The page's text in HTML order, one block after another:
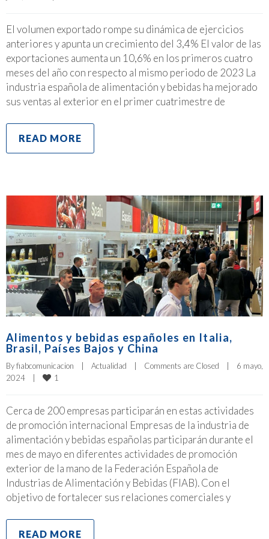
El volumen exportado rompe su dinámica de ejercicios
anteriores y apunta un crecimiento del 3,4% El valor de las
exportaciones aumenta un 10,6% en los primeros cuatro
meses del año con respecto al mismo periodo de 2023 La
industria española de alimentación y bebidas ha mejorado
sus ventas al exterior en el primer cuatrimestre de
READ MORE
Alimentos y bebidas españoles en Italia,
Brasil, Países Bajos y China
By fiabcomunicacion Actualidad Comments are Closed
6 mayo,
2024
1
Cerca de 200 empresas participarán en estas actividades
de promoción internacional Empresas de la industria de
alimentación y bebidas españolas participarán durante el
mes de mayo en diferentes actividades de promoción
exterior de la mano de la Federación Española de
Industrias de Alimentación y Bebidas (FIAB). Con el
objetivo de fortalecer sus relaciones comerciales y
READ MORE